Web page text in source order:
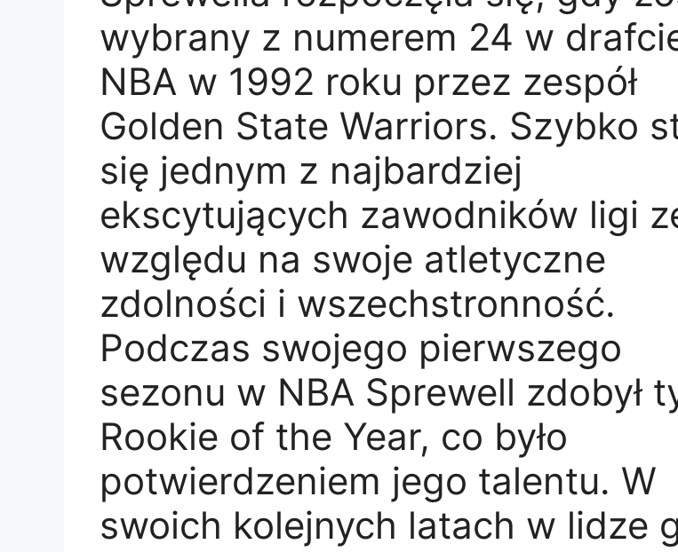
wybrany z numerem 24 w
NBA w 1992 roku przez zespół
Golden State Warriors. Szybko
się jednym z najbardziej
ekscytujących zawodników ligi
względu na swoje atletyczne
zdolności i wszechstronność.
Podczas swojego pierwszego
sezonu w NBA Sprewell zdobył
Rookie of the Year, co było
potwierdzeniem jego talentu. W
swoich kolejnych latach w lidze